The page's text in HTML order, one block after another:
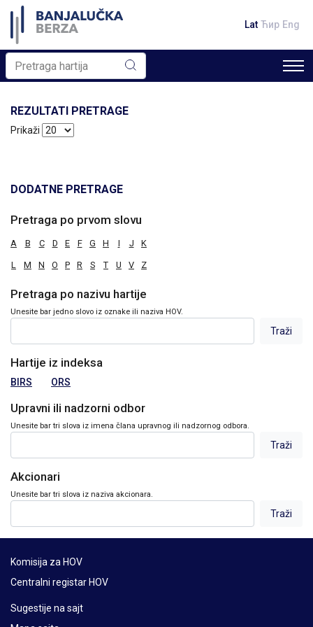
Lat Ћир Eng
REZULTATI PRETRAGE
Prikaži
DODATNE PRETRAGE
Pretraga po prvom slovu
A B C D E F G H I J K
L M N O P R S T U V Z
Pretraga po nazivu hartije
Unesite bar jedno slovo iz oznake ili naziva HOV.
Hartije iz indeksa
BIRS ORS
Upravni ili nadzorni odbor
Unesite bar tri slova iz imena člana upravnog ili nadzornog odbora.
Akcionari
Unesite bar tri slova iz naziva akcionara.
Komisija za HOV
Centralni registar HOV
Sugestije na sajt